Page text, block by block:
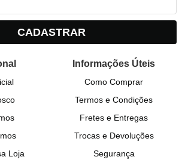
CADASTRAR
Loja
Informações Úteis
Como Comprar
Termos e Condições
Fretes e Entregas
Trocas e Devoluções
Segurança